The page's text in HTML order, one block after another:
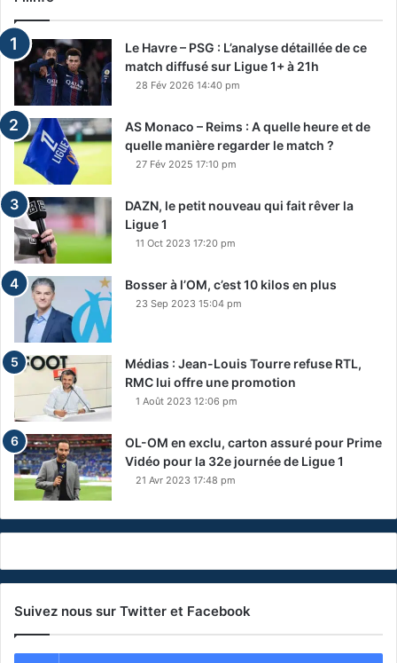
Le Havre – PSG : L’analyse détaillée de ce
match diffusé sur Ligue 1+ à 21h
28 Fév 2026 14:40 pm
AS Monaco – Reims : A quelle heure et de
quelle manière regarder le match ?
27 Fév 2025 17:10 pm
DAZN, le petit nouveau qui fait rêver la
Ligue 1
11 Oct 2023 17:20 pm
Bosser à l’OM, c’est 10 kilos en plus
23 Sep 2023 15:04 pm
Médias : Jean-Louis Tourre refuse RTL,
RMC lui offre une promotion
1 Août 2023 12:06 pm
OL-OM en exclu, carton assuré pour Prime
Vidéo pour la 32e journée de Ligue 1
21 Avr 2023 17:48 pm
Suivez nous sur Twitter et Facebook